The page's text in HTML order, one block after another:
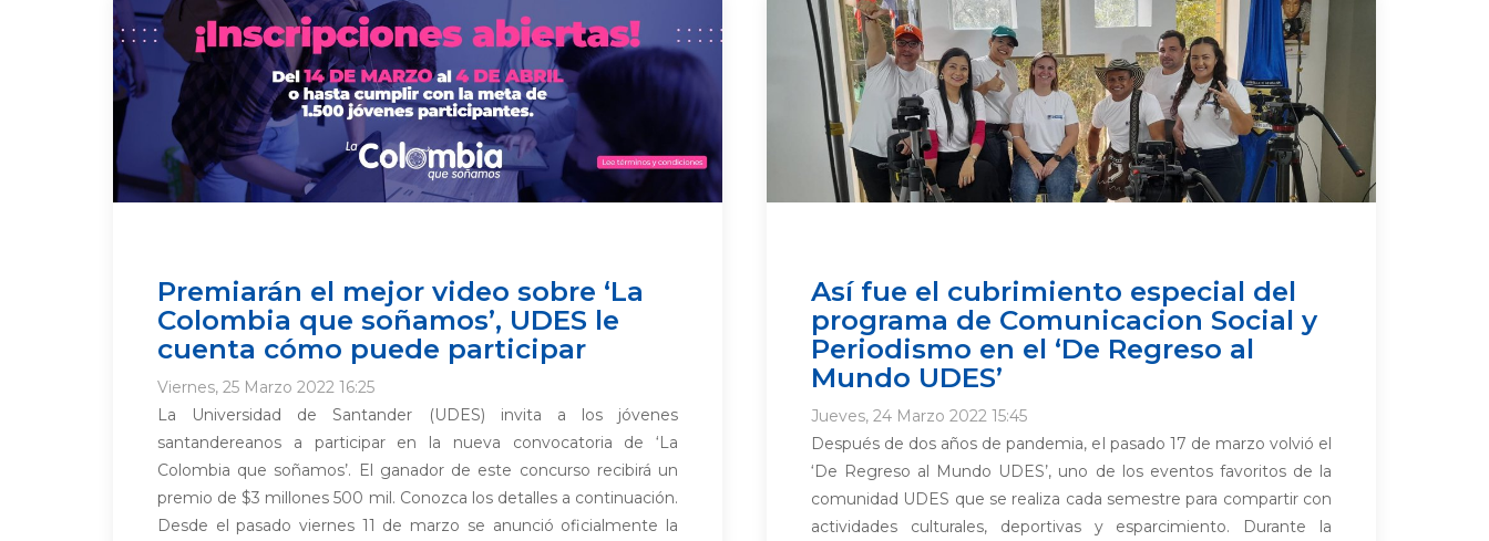
Premiarán el mejor video sobre ‘La
Colombia que soñamos’, UDES le
cuenta cómo puede participar
Viernes, 25 Marzo 2022 16:25
La Universidad de Santander (UDES) invita a los jóvenes
santandereanos a participar en la nueva convocatoria de ‘La
Colombia que soñamos’. El ganador de este concurso recibirá un
premio de $3 millones 500 mil. Conozca los detalles a continuación.
Desde el pasado viernes 11 de marzo se anunció oficialmente la
Así fue el cubrimiento especial del
programa de Comunicacion Social y
Periodismo en el ‘De Regreso al
Mundo UDES’
Jueves, 24 Marzo 2022 15:45
Después de dos años de pandemia, el pasado 17 de marzo volvió el
‘De Regreso al Mundo UDES’, uno de los eventos favoritos de la
comunidad UDES que se realiza cada semestre para compartir con
actividades culturales, deportivas y esparcimiento. Durante la